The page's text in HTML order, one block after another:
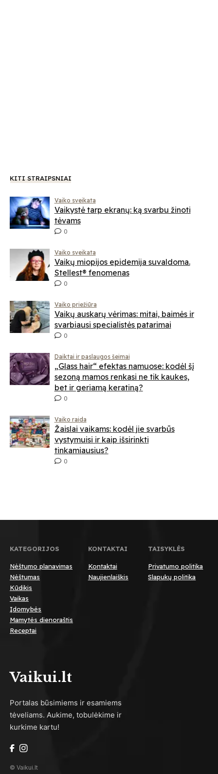
KITI STRAIPSNIAI
Vaiko sveikata
Vaikystė tarp ekranų: ką svarbu žinoti
tėvams
0
Vaiko sveikata
Vaikų miopijos epidemija suvaldoma.
Stellest® fenomenas
0
Vaiko priežiūra
Vaikų auskarų vėrimas: mitai, baimės ir
svarbiausi specialistės patarimai
0
Daiktai ir paslaugos šeimai
„Glass hair“ efektas namuose: kodėl šį
sezoną mamos renkasi ne tik kaukes,
bet ir geriamą keratiną?
0
Vaiko raida
Žaislai vaikams: kodėl jie svarbūs
vystymuisi ir kaip išsirinkti
tinkamiausius?
0
KATEGORIJOS
Nėštumo planavimas
Nėštumas
Kūdikis
Vaikas
Įdomybės
Mamytės dienoraštis
Receptai
KONTAKTAI
Kontaktai
Naujienlaiškis
TAISYKLĖS
Privatumo politika
Slapukų politika
Vaikui.lt
Portalas būsimiems ir esamiems
tėveliams. Aukime, tobulėkime ir
kurkime kartu!
© Vaikui.lt